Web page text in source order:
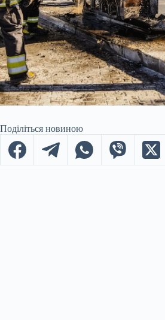
Поділіться новиною